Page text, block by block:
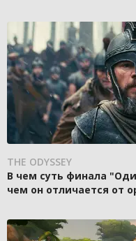
THE ODYSSEY
В чем суть финала
чем он отличается от